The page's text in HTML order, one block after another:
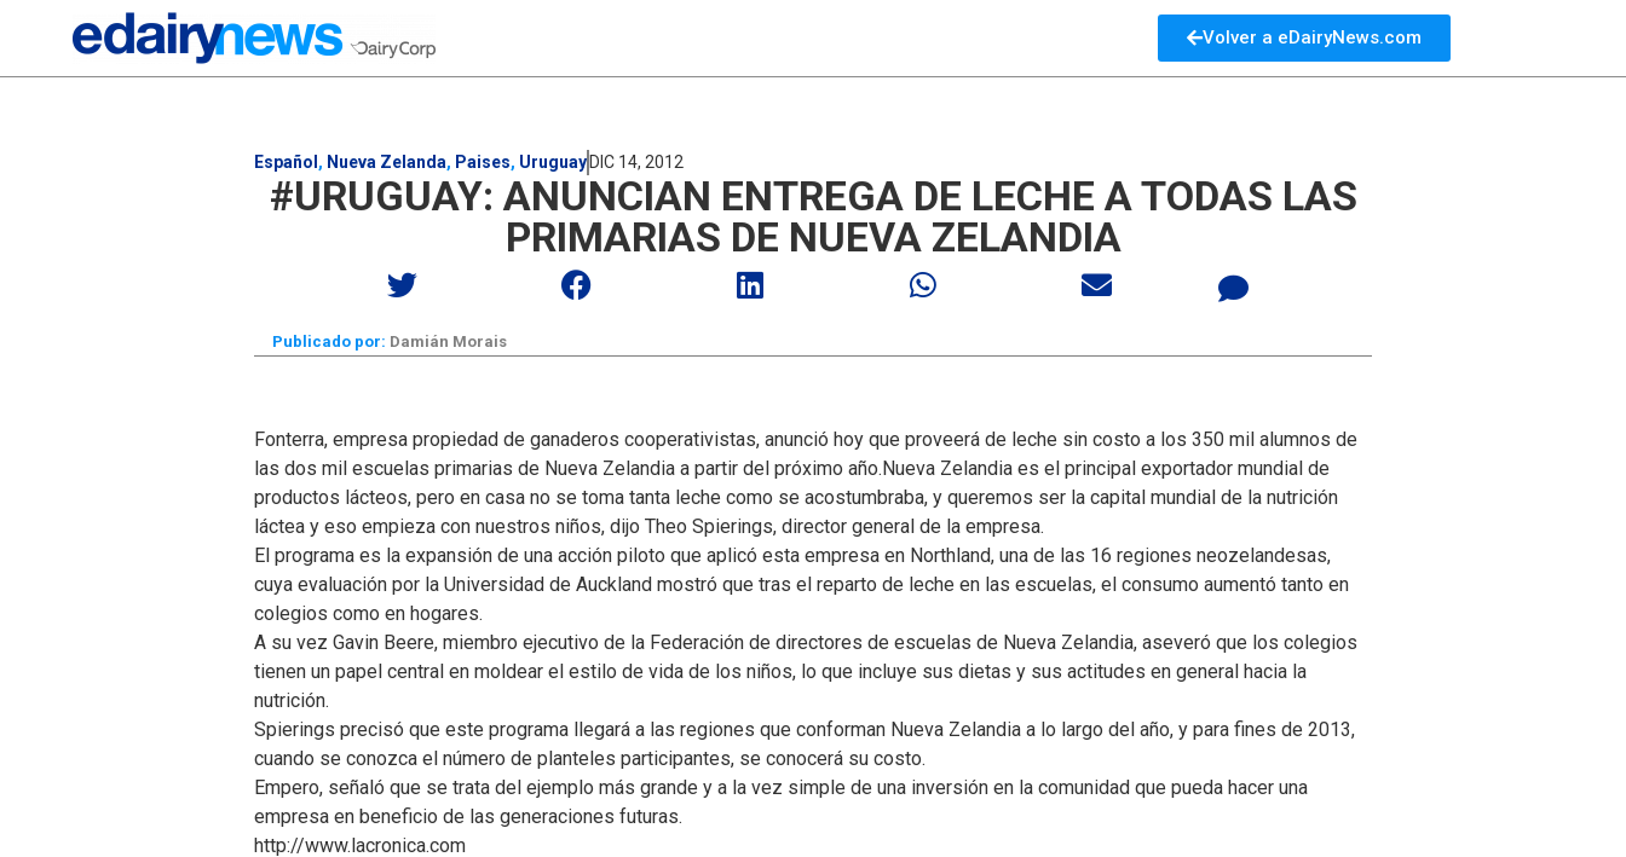
Volver a eDairyNews.com
Español , Nueva Zelanda, Paises, Uruguay DIC 14, 2012
#URUGUAY: ANUNCIAN ENTREGA DE LECHE A TODAS LAS
PRIMARIAS DE NUEVA ZELANDIA
Publicado por: Damián Morais
Fonterra, empresa propiedad de ganaderos cooperativistas, anunció hoy que proveerá de leche sin costo a los 350 mil alumnos de
las dos mil escuelas primarias de Nueva Zelandia a partir del próximo año.Nueva Zelandia es el principal exportador mundial de
productos lácteos, pero en casa no se toma tanta leche como se acostumbraba, y queremos ser la capital mundial de la nutrición
láctea y eso empieza con nuestros niños, dijo Theo Spierings, director general de la empresa.
El programa es la expansión de una acción piloto que aplicó esta empresa en Northland, una de las 16 regiones neozelandesas,
cuya evaluación por la Universidad de Auckland mostró que tras el reparto de leche en las escuelas, el consumo aumentó tanto en
colegios como en hogares.
A su vez Gavin Beere, miembro ejecutivo de la Federación de directores de escuelas de Nueva Zelandia, aseveró que los colegios
tienen un papel central en moldear el estilo de vida de los niños, lo que incluye sus dietas y sus actitudes en general hacia la
nutrición.
Spierings precisó que este programa llegará a las regiones que conforman Nueva Zelandia a lo largo del año, y para fines de 2013,
cuando se conozca el número de planteles participantes, se conocerá su costo.
Empero, señaló que se trata del ejemplo más grande y a la vez simple de una inversión en la comunidad que pueda hacer una
empresa en beneficio de las generaciones futuras.
http://www.lacronica.com